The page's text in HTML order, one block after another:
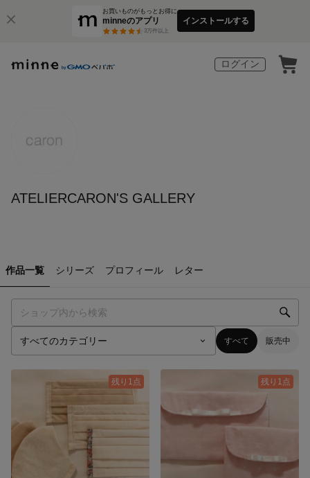
お買いものがもっとお得に
minneのアプリ
3万件以上
インストールする
ログイン
ATELIERCARON'S GALLERY
作品一覧 シリーズ プロフィール レター
すべて 販売中
残り1点 残り1点